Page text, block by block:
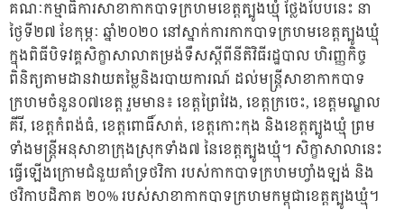
គណៈកម្មាធិការសាខាកាកបាទក្រហមខេត្តត្បូងឃ្មុំ ថ្លែងបែបនេះ នា
ថ្ងៃទី២៧ ខែកុម្ភៈ ឆ្នាំ២០២០ នៅស្នាក់ការកាកបាទក្រហមខេត្តត្បូងឃ្មុំ
ក្នុងពិធីបិទវគ្គសិក្ខាសាលាតម្រង់ទឹសស្តីពីនីតិវិធីរដ្ឋបាល ហិរញ្ញកិច្ច
ពិនិត្យតាមដានវាយតម្លៃនិងរបាយការណ៍ ដល់មន្រ្តីសាខាកាកបាទ
ក្រហមចំនួន០៧ខេត្ត រួមមាន៖ ខេត្តព្រៃវែង, ខេត្តក្រចេះ, ខេត្តមណ្ឌល
គីរី, ខេត្តកំពង់ធំ, ខេត្តពោធិ៍សាត់, ខេត្តកោះកុង និងខេត្តត្បូងឃ្មុំ ព្រម
ទាំងមន្ត្រីអនុសាខាក្រុងស្រុកទាំង៧ នៃខេត្តត្បូងឃ្មុំ។ សិក្ខាសាលានេះ
ធ្វើឡើងក្រោមជំនួយគាំទ្រថវិកា របស់កាកបាទក្រហមហ្វាំងឡង់ និង
ថវិកាបដិភាគ ២០% របស់សាខាកាកបាទក្រហមកម្ពុជាខេត្តត្បូងឃ្មុំ។